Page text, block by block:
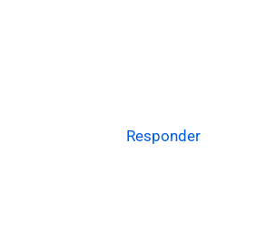
Responder